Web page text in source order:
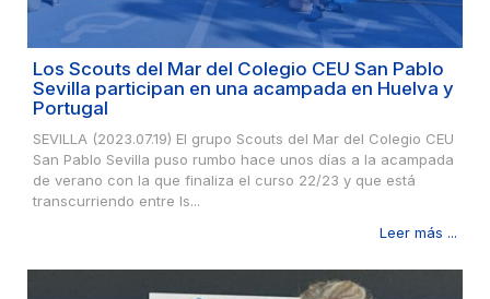
Los Scouts del Mar del Colegio CEU San Pablo
Sevilla participan en una acampada en Huelva y
Portugal
SEVILLA (2023.07.19) El grupo Scouts del Mar del Colegio CEU
San Pablo Sevilla puso rumbo hace unos días a la acampada
de verano con la que finaliza el curso 22/23 y que está
transcurriendo entre Is...
Leer más ...